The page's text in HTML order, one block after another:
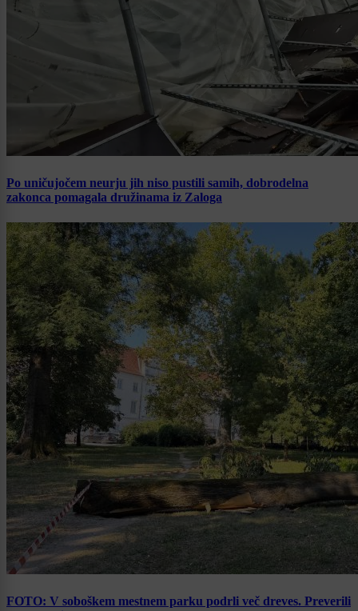
Po uničujočem neurju jih niso pustili samih, dobrodelna
zakonca pomagala družinama iz Zaloga
FOTO: V soboškem mestnem parku podrli več dreves. Preverili